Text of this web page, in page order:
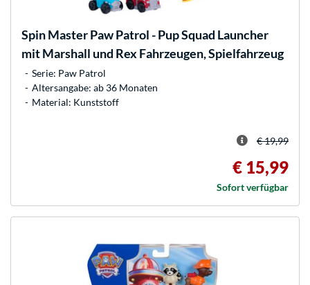
Spin MasterPaw Patrol - Pup Squad Launcher
mit Marshall und Rex Fahrzeugen, Spielfahrzeug
Serie: Paw Patrol
Altersangabe: ab 36 Monaten
Material: Kunststoff
€ 19,99
€ 15,99
Sofort verfügbar